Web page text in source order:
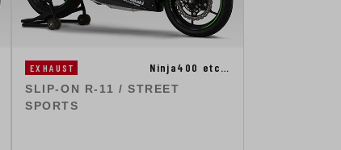
EXHAUST Ninja400 etc…
SLIP-ON R-11 / STREET
SPORTS